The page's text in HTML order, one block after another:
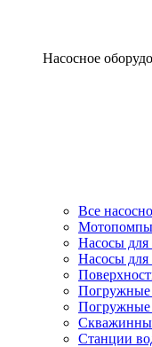
Насосное
Все
Мотопомпы
Насосы для
Насосы для
Погружные
Погружные
Станции